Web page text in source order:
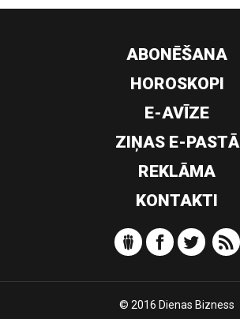
ABONĒŠANA
HOROSKOPI
E-AVĪZE
ZIŅAS E-PASTĀ
REKLĀMA
KONTAKTI
© 2016 Dienas Bizness